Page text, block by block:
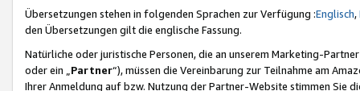
Übersetzungen stehen in folgenden Sprachen zur Verfügung :Englisch,
den Übersetzungen gilt die englische Fassung.
Natürliche oder juristische Personen, die an unserem Marketing-
oder ein „Partner“), müssen die Vereinbarung zur Teilnahme am
Ihrer Anmeldung auf bzw. Nutzung der Partner-Website stimmen Sie